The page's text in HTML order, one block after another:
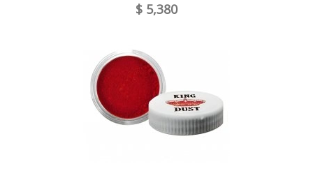
$ 5,380